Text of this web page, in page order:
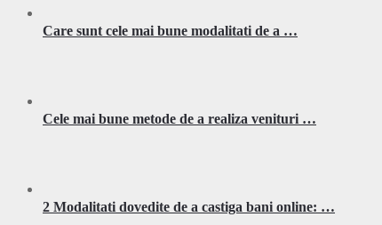
Care sunt cele mai bune modalitati de a …
Cele mai bune metode de a realiza venituri …
2 Modalitati dovedite de a castiga bani online: …